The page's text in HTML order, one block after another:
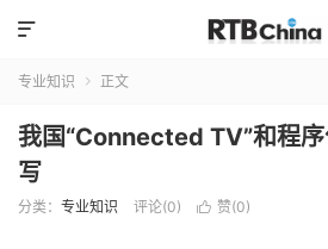

专业知识  正文
我国“Connected TV”和程
写
分类： 专业知识 评论(0)  赞(0)